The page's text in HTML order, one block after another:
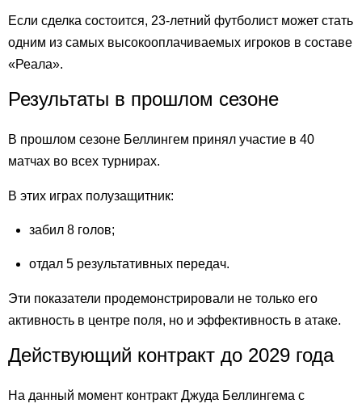
Если сделка состоится, 23-летний футболист может стать
одним из самых высокооплачиваемых игроков в составе
«Реала».
Результаты в прошлом сезоне
В прошлом сезоне Беллингем принял участие в 40
матчах во всех турнирах.
В этих играх полузащитник:
забил 8 голов;
отдал 5 результативных передач.
Эти показатели продемонстрировали не только его
активность в центре поля, но и эффективность в атаке.
Действующий контракт до 2029 года
На данный момент контракт Джуда Беллингема с